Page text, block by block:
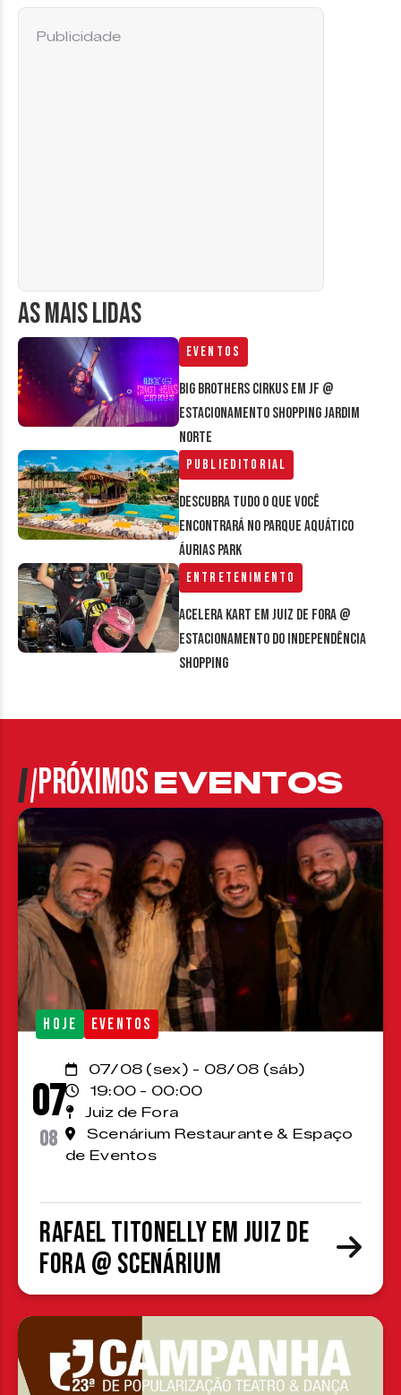
AS MAIS LIDAS
Eventos
Big Brothers Cirkus em JF @
estacionamento Shopping Jardim
Norte
Publieditorial
Descubra tudo o que você
encontrará no parque aquático
Áurias Park
Entretenimento
Acelera Kart em Juiz de Fora @
estacionamento do Independência
Shopping
Publicidade
PRÓXIMOSEVENTOS
HOJE EVENTOS
07
08
07/08 (sex) - 08/08 (sáb)
19:00 - 00:00
Juiz de Fora
Scenárium Restaurante & Espaço
de Eventos
Rafael Titonelly em Juiz de
Fora @ Scenárium